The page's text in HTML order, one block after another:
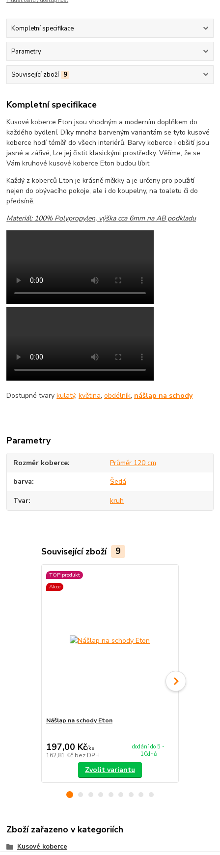
Kompletní specifikace
Parametry
Související zboží 9
Kompletní specifikace
Kusové koberce Eton jsou vhodným a moderním doplňkem do
každého bydlení. Díky mnoha barveným variantám se tyto kusové
koberce hodí téměř do všech interiérů. Barvy koberce i obšití jsou
jasné a zářivé, lze jej čistit klasickými prostředky. Věříme, že se
Vám kruhové kusové koberce Eton budou líbit
Každý z koberců Eton je krásně měkky a je určeny pro použití
nejen do obývacího pokoje, ale i do koupelny, na toaletu či do
předsíně.
Materiál: 100% Polypropylen, výška cca 6mm na AB podkladu
Dostupné tvarykulatý,květina,obdélník, nášlap na schody
Parametry
Rozměr koberce Průměr 120 cm
barva Šedá
Tvar kruh
Související zboží 9
TOP produkt
Akce
Nášlap na schody Eton
197,00 Kč/ks
162,81 Kč bez DPH
dodání do 5 -
10dnů
Zvolit variantu
Zboží zařazeno v kategoriích
Kusové koberce